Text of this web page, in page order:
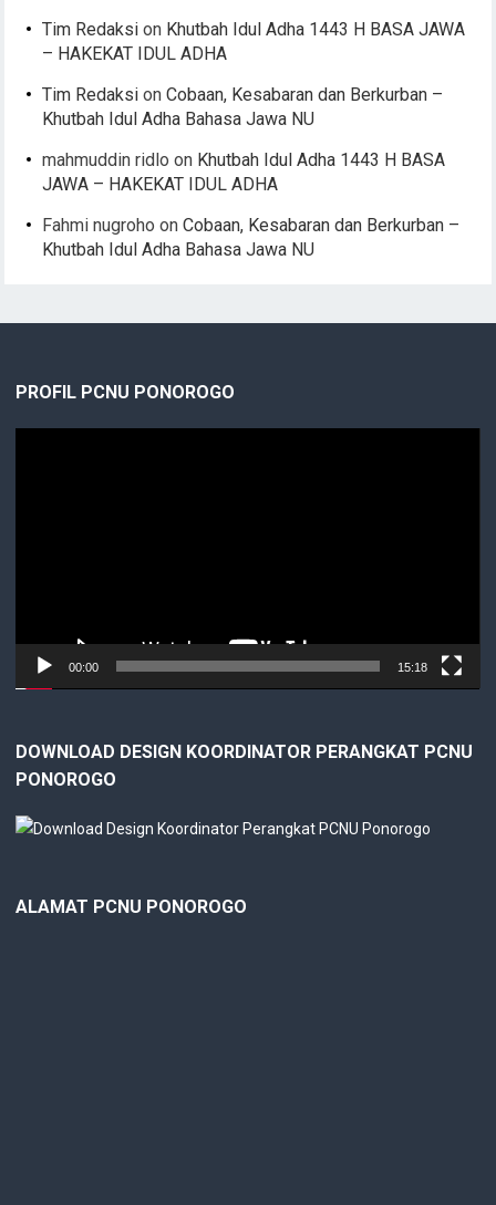
Tim Redaksi on Khutbah Idul Adha 1443 H BASA JAWA
– HAKEKAT IDUL ADHA
Tim Redaksi onCobaan, Kesabaran dan Berkurban –
Khutbah Idul Adha Bahasa Jawa NU
mahmuddin ridlo on Khutbah Idul Adha 1443 H BASA
JAWA – HAKEKAT IDUL ADHA
Fahmi nugroho onCobaan, Kesabaran dan Berkurban –
Khutbah Idul Adha Bahasa Jawa NU
PROFIL PCNU PONOROGO
00:00 15:18
DOWNLOAD DESIGN KOORDINATOR PERANGKAT PCNU
PONOROGO
ALAMAT PCNU PONOROGO